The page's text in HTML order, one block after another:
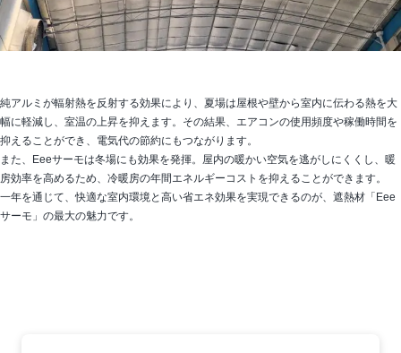
純アルミが輻射熱を反射する効果により、夏場は屋根や壁から室内に伝わる熱を大
幅に軽減し、室温の上昇を抑えます。その結果、エアコンの使用頻度や稼働時間を
抑えることができ、電気代の節約にもつながります。
また、Eeeサーモは冬場にも効果を発揮。屋内の暖かい空気を逃がしにくくし、暖
房効率を高めるため、冷暖房の年間エネルギーコストを抑えることができます。
一年を通じて、快適な室内環境と高い省エネ効果を実現できるのが、遮熱材「Eee
サーモ」の最大の魅力です。